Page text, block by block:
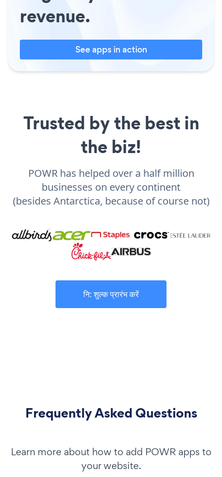
revenue.
See apps in action
Trusted by the best in
the biz!
POWR has helped over a half million
businesses on every continent
(besides Antarctica, because of course not)
नि: शुल्क प्रारंभ करें
Frequently Asked Questions
Learn more about how to add POWR apps to
your website.